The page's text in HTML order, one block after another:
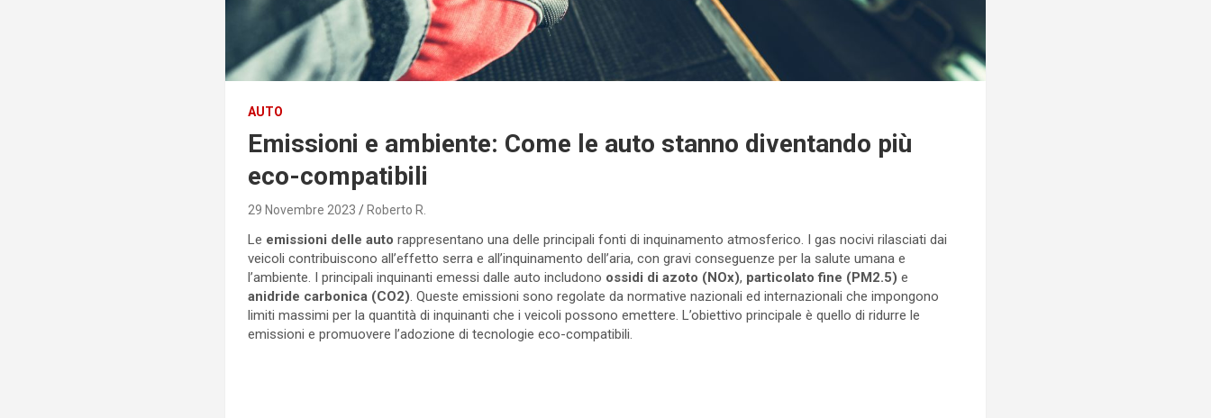
AUTO
Emissioni e ambiente: Come le auto stanno diventando più
eco-compatibili
29 Novembre 2023 Roberto R.
Le emissioni delle auto rappresentano una delle principali fonti di inquinamento atmosferico. I gas nocivi rilasciati dai
veicoli contribuiscono all’effetto serra e all’inquinamento dell’aria, con gravi conseguenze per la salute umana e
l’ambiente. I principali inquinanti emessi dalle auto includono ossidi di azoto (NOx), particolato fine (PM2.5) e
anidride carbonica (CO2). Queste emissioni sono regolate da normative nazionali ed internazionali che impongono
limiti massimi per la quantità di inquinanti che i veicoli possono emettere. L’obiettivo principale è quello di ridurre le
emissioni e promuovere l’adozione di tecnologie eco-compatibili.